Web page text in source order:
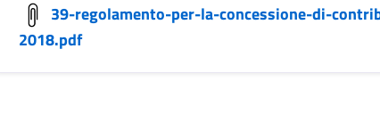
39-regolamento-per-la-concessione-di-
2018.pdf